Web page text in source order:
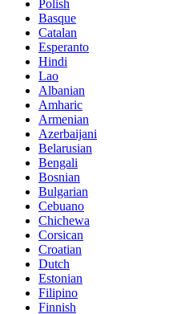
Polish
Basque
Catalan
Esperanto
Hindi
Lao
Albanian
Amharic
Armenian
Azerbaijani
Belarusian
Bengali
Bosnian
Bulgarian
Cebuano
Chichewa
Corsican
Croatian
Dutch
Estonian
Filipino
Finnish